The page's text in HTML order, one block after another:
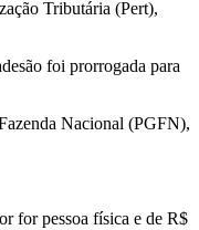
Tributária (Pert),
foi prorrogada para
Nacional (PGFN),
for pessoa física e de R$